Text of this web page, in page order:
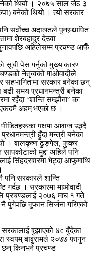
थियो । २०७५ साल जेठ ३
बनेको थियो । त्यो सरकार
सर्वोच्च अदालतले पुनस्र्थापित
शेरबहादुर देउवा
अहिलेसम्म प्रचण्ड आफैँ
सूची पेस गर्नुको मुख्य कारण
नेतृत्वको माओवादीले
सहभागितामा सरकार बनेका छन्
समय प्रधानमन्त्री बनेका
रहँदा ‘शान्ति सम्झौता’ का
एकदमै अहम् भएको छ ।
पीडितहरूका पक्षमा आवाज उठ्दै
हुँदा मन्त्री बनेका
। बालकृष्ण ढुङ्गेल, पुष्कर
मुद्दा अहिले पनि
सिंहदरबारमा भेट्दा आफूमाथि
पनि सरकारले शान्ति
गर्दछ । सरकारमा माओवादी
प्रचण्डलाई २०७६ माघ १ गते
नै पुगेपछि तुफान सिर्जना गरिएको
बुझाएको ४० बुँदेका
स्वयम् बाबुरामले २०७७ फागुन
छन् किनभने प्रचण्ड—